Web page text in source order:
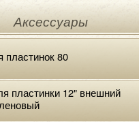
Аксессуары
пластинок 80
пластинки 12" внешний